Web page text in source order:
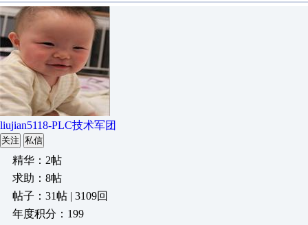
liujian5118-PLC技术军团
关注 私信
精华：2帖
求助：8帖
帖子：31帖 | 3109回
年度积分：199